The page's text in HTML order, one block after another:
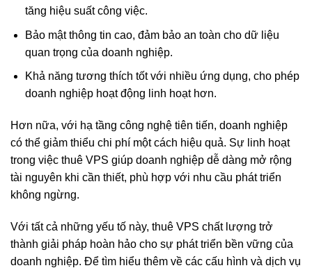
tăng hiệu suất công việc.
Bảo mật thông tin cao, đảm bảo an toàn cho dữ liệu
quan trọng của doanh nghiệp.
Khả năng tương thích tốt với nhiều ứng dụng, cho phép
doanh nghiệp hoạt động linh hoạt hơn.
Hơn nữa, với hạ tầng công nghệ tiên tiến, doanh nghiệp
có thể giảm thiểu chi phí một cách hiệu quả. Sự linh hoạt
trong việc thuê VPS giúp doanh nghiệp dễ dàng mở rộng
tài nguyên khi cần thiết, phù hợp với nhu cầu phát triển
không ngừng.
Với tất cả những yếu tố này, thuê VPS chất lượng trở
thành giải pháp hoàn hảo cho sự phát triển bền vững của
doanh nghiệp. Để tìm hiểu thêm về các cấu hình và dịch vụ